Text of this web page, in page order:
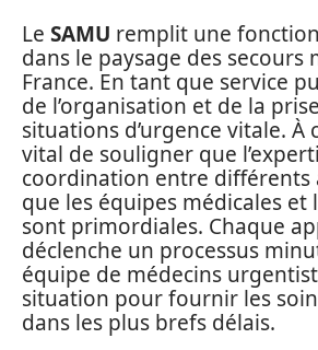
Le SAMU remplit une
dans le paysage des secours
France. En tant que service
de l’organisation et de la
situations d’urgence vitale. À
vital de souligner que
coordination entre
que les équipes médicales
sont primordiales. Chaque
déclenche un processus
équipe de médecins
situation pour fournir les
dans les plus brefs délais.